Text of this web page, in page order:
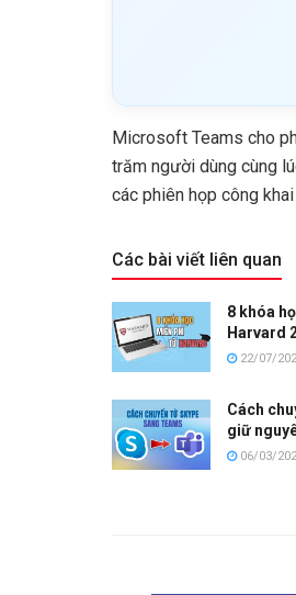
Microsoft Teams cho
trăm người dùng cùng
các phiên họp công
Các bài viết liên quan
8 khóa
Harvard
22/07/
Cách
giữ
06/03/